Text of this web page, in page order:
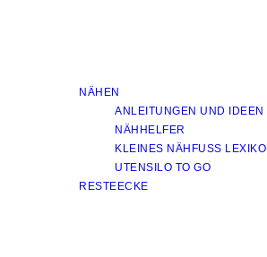
NÄHEN
ANLEITUNGEN UND IDEEN
NÄHHELFER
KLEINES NÄHFUSS LEXIKON
UTENSILO TO GO
RESTEECKE